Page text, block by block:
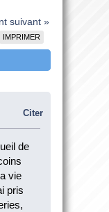
suivant »
IMPRIMER
Citer
de
vie
pris